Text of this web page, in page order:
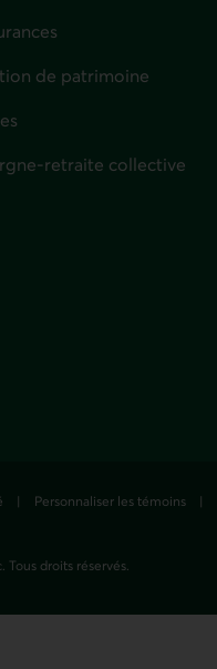
de patrimoine
retraite collective
Personnaliser les témoins
Tous droits réservés.